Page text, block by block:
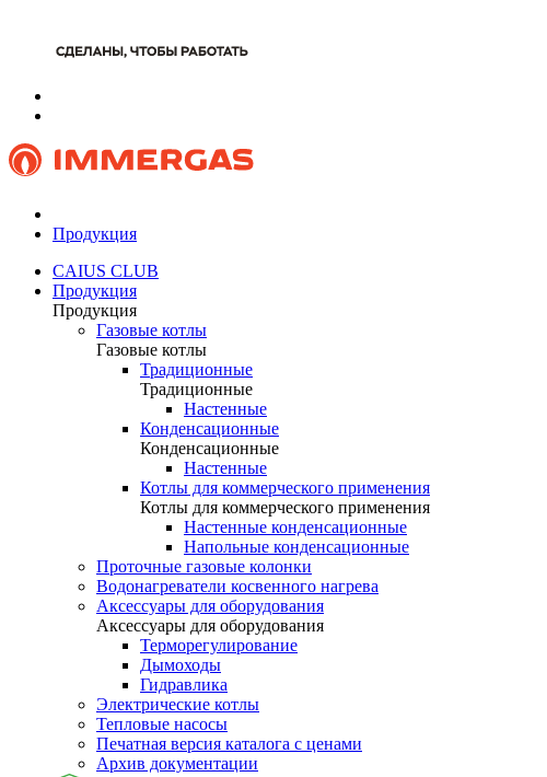
Продукция
CAIUS CLUB
Продукция
Продукция
Газовые котлы
Газовые котлы
Традиционные
Традиционные
Настенные
Конденсационные
Конденсационные
Настенные
Котлы для коммерческого применения
Котлы для коммерческого применения
Настенные конденсационные
Напольные конденсационные
Проточные газовые колонки
Водонагреватели косвенного нагрева
Аксессуары для оборудования
Аксессуары для оборудования
Терморегулирование
Дымоходы
Гидравлика
Электрические котлы
Тепловые насосы
Печатная версия каталога с ценами
Архив документации